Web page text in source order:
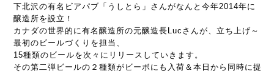
下北沢の有名ビアパブ「うしとら」さんがなんと今年2014年に
醸造所を設立！
カナダの世界的に有名醸造所の元醸造長Lucさんが、立ち上げ～
最初のビールづくりを担当、
15種類のビールを次々にリリースしていきます。
その第二弾ビールの２種類がビーボにも入荷＆本日から同時に提